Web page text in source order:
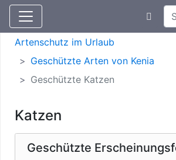
Artenschutz
Artenschutz im Urlaub
Geschützte Arten von Kenia
Geschützte Katzen
Katzen
Geschützte